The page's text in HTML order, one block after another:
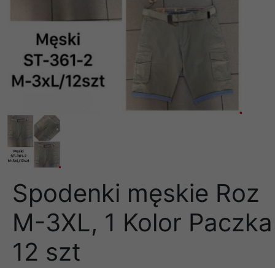
Spodenki męskie Roz
M-3XL, 1 Kolor Paczka
12 szt